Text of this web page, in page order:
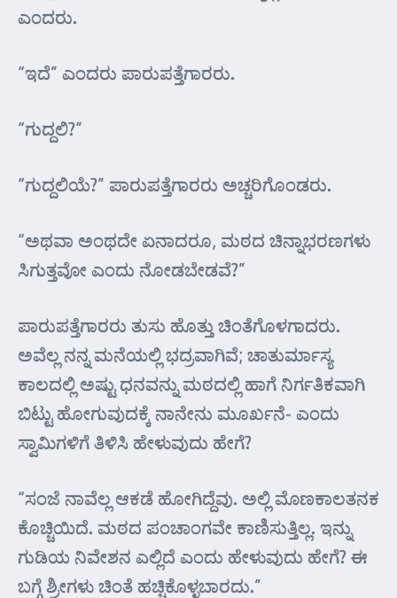
ಎಂದರು.
“ಇದೆ” ಎಂದರು ಪಾರುಪತ್ತೆಗಾರರು.
“ಗುದ್ದಲಿ?”
“ಗುದ್ದಲಿಯೆ?” ಪಾರುಪತ್ತೆಗಾರರು ಅಚ್ಚರಿಗೊಂಡರು.
“ಅಥವಾ ಅಂಥದೇ ಏನಾದರೂ, ಮಠದ ಚಿನ್ನಾಭರಣಗಳು
ಸಿಗುತ್ತವೋ ಎಂದು ನೋಡಬೇಡವೆ?”
ಪಾರುಪತ್ತೆಗಾರರು ತುಸು ಹೊತ್ತು ಚಿಂತೆಗೊಳಗಾದರು.
ಅವೆಲ್ಲ ನನ್ನ ಮನೆಯಲ್ಲಿ ಭದ್ರವಾಗಿವೆ; ಚಾತುರ್ಮಾಸ್ಯ
ಕಾಲದಲ್ಲಿ ಅಷ್ಟು ಧನವನ್ನು ಮಠದಲ್ಲಿ ಹಾಗೆ ನಿರ್ಗತಿಕವಾಗಿ
ಬಿಟ್ಟು ಹೋಗುವುದಕ್ಕೆ ನಾನೇನು ಮೂರ್ಖನೆ- ಎಂದು
ಸ್ವಾಮಿಗಳಿಗೆ ತಿಳಿಸಿ ಹೇಳುವುದು ಹೇಗೆ?
“ಸಂಜೆ ನಾವೆಲ್ಲ ಆಕಡೆ ಹೋಗಿದ್ದೆವು. ಅಲ್ಲಿ ಮೊಣಕಾಲತನಕ
ಕೊಚ್ಚಿಯಿದೆ. ಮಠದ ಪಂಚಾಂಗವೇ ಕಾಣಿಸುತ್ತಿಲ್ಲ. ಇನ್ನು
ಗುಡಿಯ ನಿವೇಶನ ಎಲ್ಲಿದೆ ಎಂದು ಹೇಳುವುದು ಹೇಗೆ? ಈ
ಬಗ್ಗೆ ಶ್ರೀಗಳು ಚಿಂತೆ ಹಚ್ಚಿಕೊಳ್ಳಬಾರದು.”